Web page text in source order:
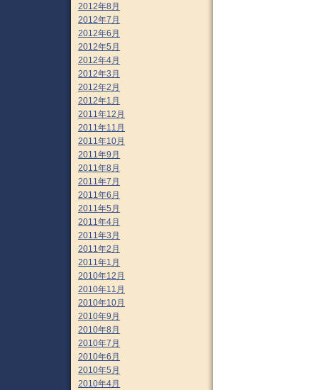
2012年8月
2012年7月
2012年6月
2012年5月
2012年4月
2012年3月
2012年2月
2012年1月
2011年12月
2011年11月
2011年10月
2011年9月
2011年8月
2011年7月
2011年6月
2011年5月
2011年4月
2011年3月
2011年2月
2011年1月
2010年12月
2010年11月
2010年10月
2010年9月
2010年8月
2010年7月
2010年6月
2010年5月
2010年4月